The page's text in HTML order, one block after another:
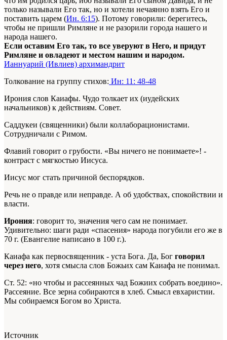
только называли Его так, но и хотели нечаянно взять Его и
поставить царем (Ин. 6:15). Потому говорили: берегитесь,
чтобы не пришли Римляне и не разорили города нашего и
народа нашего.
Если оставим Его так, то все уверуют в Него, и придут
Римляне и овладеют и местом нашим и народом.
Ианнуарий (Ивлиев) архимандрит
Толкование на группу стихов: Ин: 11: 48-48
Ирония слов Каиафы. Чудо толкает их (иудейских
начальников) к действиям. Совет.
Саддукеи (священники) были коллаборационистами.
Сотрудничали с Римом.
Флавий говорит о грубости. «Вы ничего не понимаете»! -
контраст с мягкостью Иисуса.
Иисус мог стать причиной беспорядков.
Речь не о правде или неправде. А об удобствах, спокойствии и
власти.
Ирония: говорит то, значения чего сам не понимает.
Удивительно: шаги ради «спасения» народа погубили его же в
70 г. (Евангелие написано в 100 г.).
Каиафа как первосвященник - уста Бога. Да, Бог говорил
через него, хотя смысла слов Божьих сам Каиафа не понимал.
Ст. 52: «но чтобы и рассеянных чад Божиих собрать воедино».
Рассеяние. Все зерна собираются в хлеб. Смысл евхаристии.
Мы собираемся Богом во Христа.
Источник